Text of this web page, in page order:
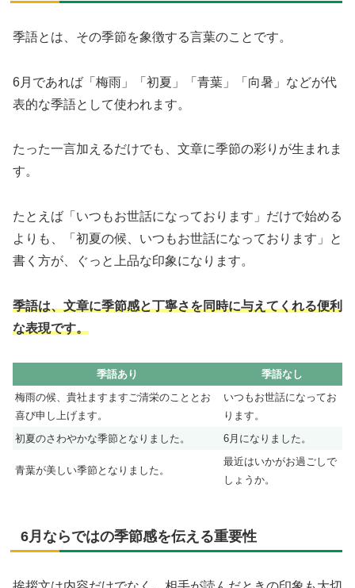
季語とは、その季節を象徴する言葉のことです。
6月であれば「梅雨」「初夏」「青葉」「向暑」などが代
表的な季語として使われます。
たった一言加えるだけでも、文章に季節の彩りが生まれま
す。
たとえば「いつもお世話になっております」だけで始める
よりも、「初夏の候、いつもお世話になっております」と
書く方が、ぐっと上品な印象になります。
季語は、文章に季節感と丁寧さを同時に与えてくれる便利
な表現です。
季語あり
季語なし
梅雨の候、貴社ますますご清栄のこととお
喜び申し上げます。
いつもお世話になってお
ります。
初夏のさわやかな季節となりました。
6月になりました。
青葉が美しい季節となりました。
最近はいかがお過ごしで
しょうか。
6月ならではの季節感を伝える重要性